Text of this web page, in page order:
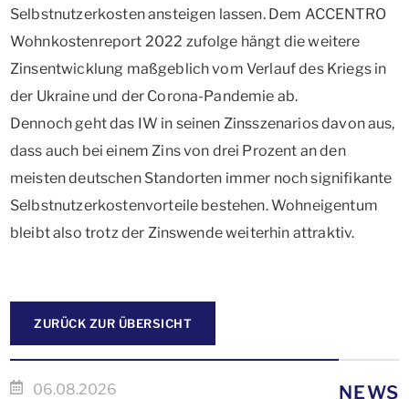
Selbstnutzerkosten ansteigen lassen. Dem ACCENTRO
Wohnkostenreport 2022 zufolge hängt die weitere
Zinsentwicklung maßgeblich vom Verlauf des Kriegs in
der Ukraine und der Corona-Pandemie ab.
Dennoch geht das IW in seinen Zinsszenarios davon aus,
dass auch bei einem Zins von drei Prozent an den
meisten deutschen Standorten immer noch signifikante
Selbstnutzerkostenvorteile bestehen. Wohneigentum
bleibt also trotz der Zinswende weiterhin attraktiv.
ZURÜCK ZUR ÜBERSICHT
06.08.2026 NEWS